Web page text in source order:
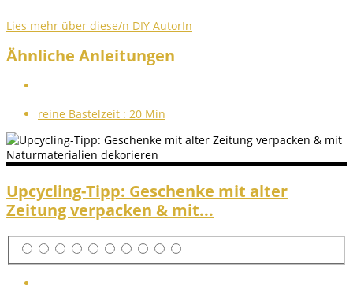
Lies mehr über diese/n DIY AutorIn
Ähnliche Anleitungen
reine Bastelzeit : 20 Min
Upcycling-Tipp: Geschenke mit alter
Zeitung verpacken & mit...